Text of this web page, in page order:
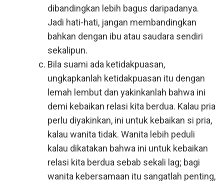
dibandingkan lebih bagus daripadanya.
Jadi hati-hati, jangan membandingkan
bahkan dengan ibu atau saudara sendiri
sekalipun.
Bila suami ada ketidakpuasan,
ungkapkanlah ketidakpuasan itu dengan
lemah lembut dan yakinkanlah bahwa ini
demi kebaikan relasi kita berdua. Kalau pria
perlu diyakinkan, ini untuk kebaikan si pria,
kalau wanita tidak. Wanita lebih peduli
kalau dikatakan bahwa ini untuk kebaikan
relasi kita berdua sebab sekali lag; bagi
wanita kebersamaan itu sangatlah penting,